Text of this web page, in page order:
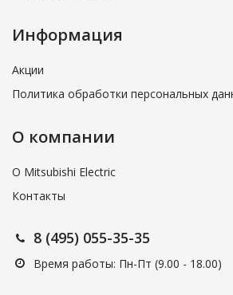
Информация
Акции
Политика обработки персональных
О компании
О Mitsubishi Electric
Контакты
8 (495) 055-35-35
Время работы: Пн-Пт (9.00 - 18.00)